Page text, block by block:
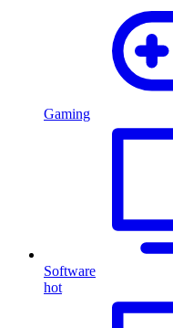
Gaming
Software
hot